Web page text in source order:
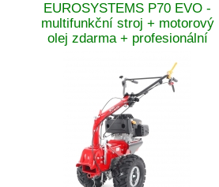
EUROSYSTEMS P70 EVO -
multifunkční stroj + motorový
olej zdarma + profesionální